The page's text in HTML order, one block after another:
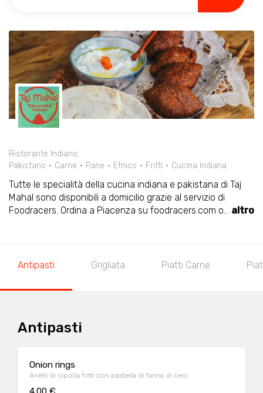
Ristorante Indiano
Pakistano
Carne Pane Etnico Fritti Cucina Indiana
Tutte le specialità della cucina indiana e pakistana di Taj
Mahal sono disponibili a domicilio grazie al servizio di
Foodracers. Ordina a Piacenza su foodracers.com o... altro
Antipasti Grigliata Piatti Carne
Antipasti
Onion rings
Anelli di cipolla fritti con pastella di farina di ceci